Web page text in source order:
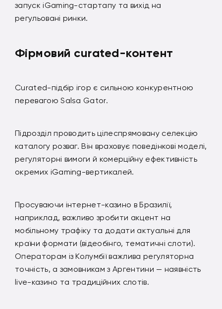
запуск iGaming-стартапу та вихід на
регульовані ринки.
Фірмовий curated-контент
Curated-підбір ігор є сильною конкурентною
перевагою Salsa Gator.
Підрозділ проводить цілеспрямовану селекцію
каталогу розваг. Він враховує поведінкові моделі,
регуляторні вимоги й комерційну ефективність
окремих iGaming-вертикалей.
Просуваючи інтернет-казино в Бразилії,
наприклад, важливо зробити акцент на
мобільному трафіку та додати актуальні для
країни формати (відеобінго, тематичні слоти).
Операторам із Колумбії важлива регуляторна
точність, а замовникам з Аргентини — наявність
live-казино та традиційних слотів.